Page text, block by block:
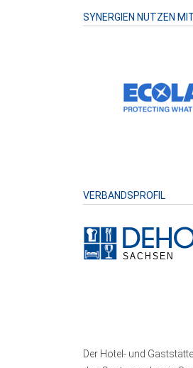
SYNERGIEN NUTZEN
VERBANDSPROFIL
Der Hotel- und